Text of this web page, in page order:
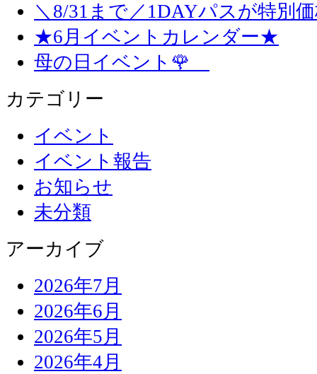
＼8/31まで／1DAYパスが特別
★6月イベントカレンダー★
母の日イベント🌹
カテゴリー
イベント
イベント報告
お知らせ
未分類
アーカイブ
2026年7月
2026年6月
2026年5月
2026年4月